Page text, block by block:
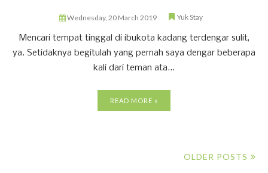
Wednesday, 20 March 2019 Yuk Stay
Mencari tempat tinggal di ibukota kadang terdengar sulit,
ya. Setidaknya begitulah yang pernah saya dengar beberapa
kali dari teman ata...
READ MORE »
OLDER POSTS